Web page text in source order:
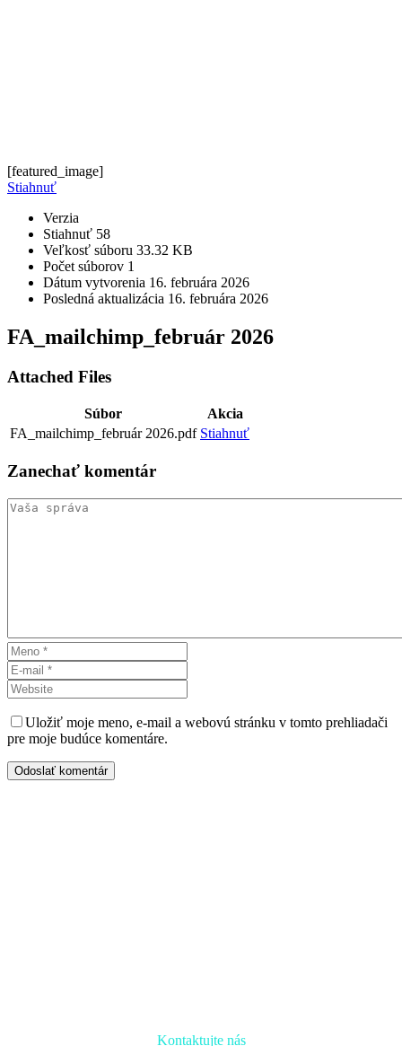
[featured_image]
Stiahnuť
Verzia
Stiahnuť 58
Veľkosť súboru 33.32 KB
Počet súborov 1
Dátum vytvorenia 16. februára 2026
Posledná aktualizácia 16. februára 2026
FA_mailchimp_február 2026
Attached Files
Súbor
Akcia
FA_mailchimp_február 2026.pdf Stiahnuť
Zanechať komentár
Uložiť moje meno, e-mail a webovú stránku v tomto prehliadači
pre moje budúce komentáre.
Odoslať komentár
Kontaktujte nás